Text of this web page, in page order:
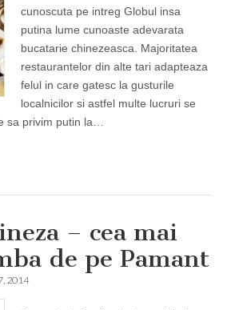
cunoscuta pe intreg Globul insa
putina lume cunoaste adevarata
bucatarie chinezeasca. Majoritatea
restaurantelor din alte tari adapteaza
felul in care gatesc la gusturile
localnicilor si astfel multe lucruri se
sa privim putin la…
– cea mai
de pe Pamant
2014